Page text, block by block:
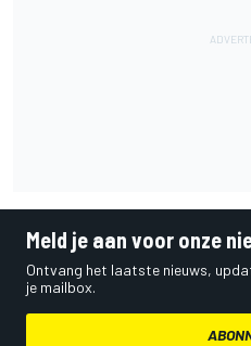
Meld je aan voor onze
Ontvang het laatste nieuws,
je mailbox.